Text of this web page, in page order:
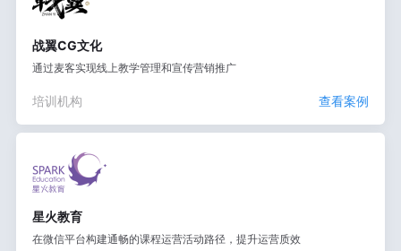
战翼CG文化
通过麦客实现线上教学管理和宣传营销推广
培训机构 查看案例
星火教育
在微信平台构建通畅的课程运营活动路径，提升运营质效